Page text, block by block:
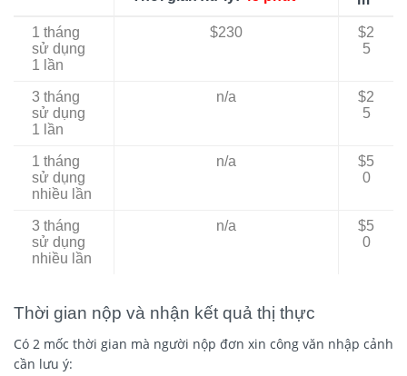
1 tháng
sử dụng
1 lần
$230
$2
5
3 tháng
sử dụng
1 lần
n/a
$2
5
1 tháng
sử dụng
nhiều lần
n/a
$5
0
3 tháng
sử dụng
nhiều lần
n/a
$5
0
Thời gian nộp và nhận kết quả thị thực
Có 2 mốc thời gian mà người nộp đơn xin công văn nhập cảnh
cần lưu ý: